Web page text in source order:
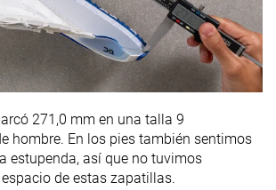
271,0 mm en una talla 9
hombre. En los pies también sentimos
estupenda, así que no tuvimos
de estas zapatillas.